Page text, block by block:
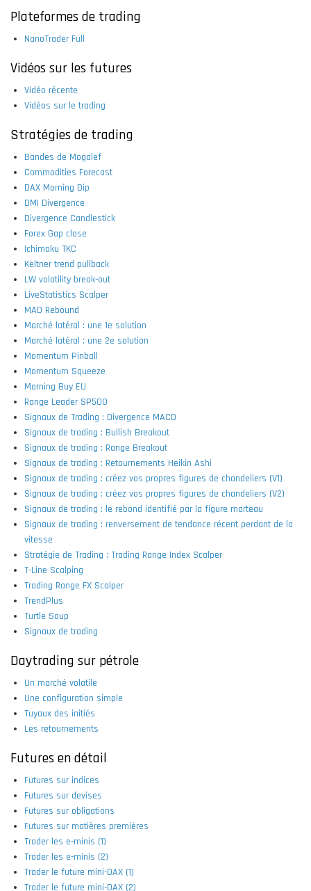
Plateformes de trading
NanoTrader Full
Vidéos sur les futures
Vidéo récente
Vidéos sur le trading
Stratégies de trading
Bandes de Mogalef
Commodities Forecast
DAX Morning Dip
DMI Divergence
Divergence Candlestick
Forex Gap close
Ichimoku TKC
Keltner trend pullback
LW volatility break-out
LiveStatistics Scalper
MAD Rebound
Marché latéral : une 1e solution
Marché latéral : une 2e solution
Momentum Pinball
Momentum Squeeze
Morning Buy EU
Range Leader SP500
Signaux de Trading : Divergence MACD
Signaux de trading : Bullish Breakout
Signaux de trading : Range Breakout
Signaux de trading : Retournements Heikin Ashi
Signaux de trading : créez vos propres figures de chandeliers (V1)
Signaux de trading : créez vos propres figures de chandeliers (V2)
Signaux de trading : le rebond identifié par la figure marteau
Signaux de trading : renversement de tendance récent perdant de la
vitesse
Stratégie de Trading : Trading Range Index Scalper
T-Line Scalping
Trading Range FX Scalper
TrendPlus
Turtle Soup
Signaux de trading
Daytrading sur pétrole
Un marché volatile
Une configuration simple
Tuyaux des initiés
Les retournements
Futures en détail
Futures sur indices
Futures sur devises
Futures sur obligations
Futures sur matières premières
Trader les e-minis (1)
Trader les e-minis (2)
Trader le future mini-DAX (1)
Trader le future mini-DAX (2)